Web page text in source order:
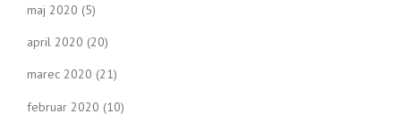
maj 2020 (5)
april 2020 (20)
marec 2020 (21)
februar 2020 (10)